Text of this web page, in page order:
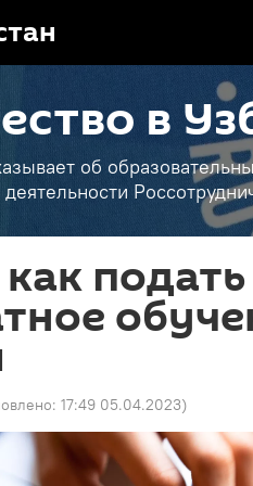
в
об
17:49 05.04.2023)